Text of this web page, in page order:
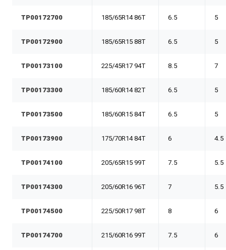
TP00172700 185/65R14 86T 6.5 5
TP00172900 185/65R15 88T 6.5 5
TP00173100 225/45R17 94T 8.5 7
TP00173300 185/60R14 82T 6.5 5
TP00173500 185/60R15 84T 6.5 5
TP00173900 175/70R14 84T 6 4.5
TP00174100 205/65R15 99T 7.5 5.5
TP00174300 205/60R16 96T 7 5.5
TP00174500 225/50R17 98T 8 6
TP00174700 215/60R16 99T 7.5 6